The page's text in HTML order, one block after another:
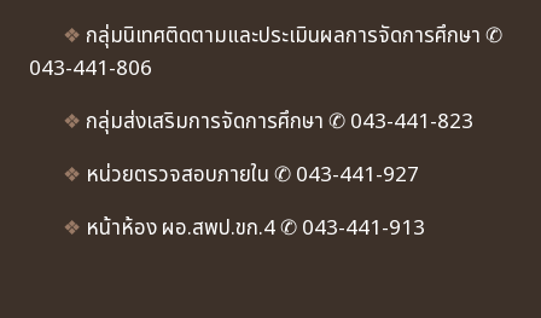
❖ กลุ่มนิเทศติดตามและประเมินผลการจัดการศึกษา ✆
043-441-806
❖ กลุ่มส่งเสริมการจัดการศึกษา ✆ 043-441-823
❖ หน่วยตรวจสอบภายใน ✆ 043-441-927
❖ หน้าห้อง ผอ.สพป.ขก.4 ✆ 043-441-913